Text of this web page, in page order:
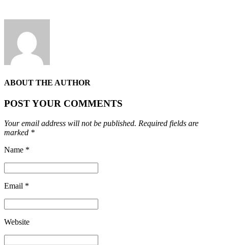
ABOUT THE AUTHOR
POST YOUR COMMENTS
Your email address will not be published. Required fields are
marked *
Name *
Email *
Website